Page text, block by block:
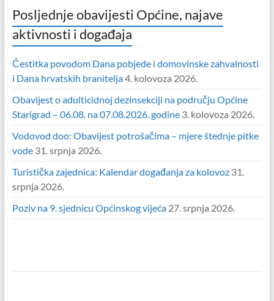
Posljednje obavijesti Općine, najave
aktivnosti i događaja
Čestitka povodom Dana pobjede i domovinske zahvalnosti
i Dana hrvatskih branitelja4. kolovoza 2026.
Obavijest o adulticidnoj dezinsekciji na području Općine
Starigrad – 06.08. na 07.08.2026. godine 3. kolovoza 2026.
Vodovod doo: Obavijest potrošačima – mjere štednje pitke
vode 31. srpnja 2026.
Turistička zajednica: Kalendar događanja za kolovoz 31.
srpnja 2026.
Poziv na 9. sjednicu Općinskog vijeća 27. srpnja 2026.